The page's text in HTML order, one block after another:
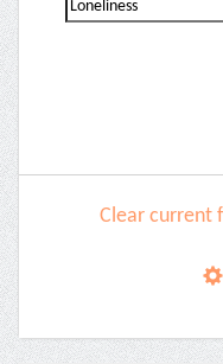
Clear current